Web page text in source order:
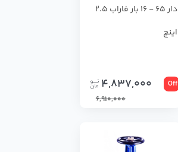
دار 65 - 16 بار فاراب 2.5
اینچ
Off
4,837,000
6,910,000